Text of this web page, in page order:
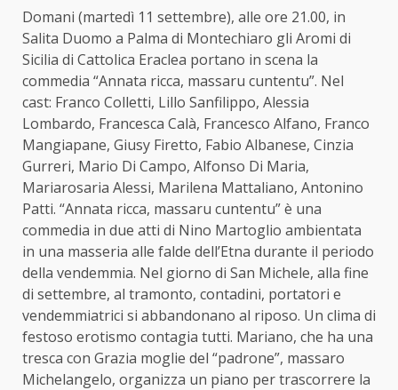
Domani (martedì 11 settembre), alle ore 21.00, in
Salita Duomo a Palma di Montechiaro gli Aromi di
Sicilia di Cattolica Eraclea portano in scena la
commedia “Annata ricca, massaru cuntentu”. Nel
cast: Franco Colletti, Lillo Sanfilippo, Alessia
Lombardo, Francesca Calà, Francesco Alfano, Franco
Mangiapane, Giusy Firetto, Fabio Albanese, Cinzia
Gurreri, Mario Di Campo, Alfonso Di Maria,
Mariarosaria Alessi, Marilena Mattaliano, Antonino
Patti. “Annata ricca, massaru cuntentu” è una
commedia in due atti di Nino Martoglio ambientata
in una masseria alle falde dell’Etna durante il periodo
della vendemmia. Nel giorno di San Michele, alla fine
di settembre, al tramonto, contadini, portatori e
vendemmiatrici si abbandonano al riposo. Un clima di
festoso erotismo contagia tutti. Mariano, che ha una
tresca con Grazia moglie del “padrone”, massaro
Michelangelo, organizza un piano per trascorrere la